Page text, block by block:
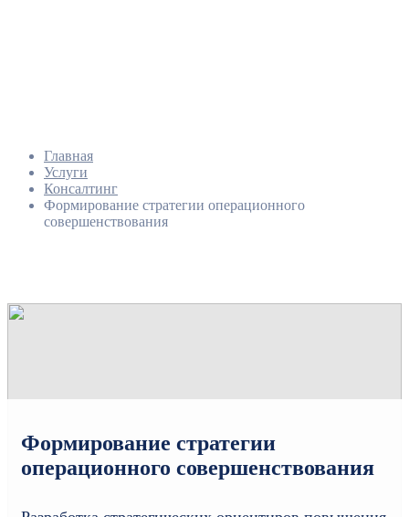
Главная
Услуги
Консалтинг
Формирование стратегии операционного
совершенствования
Формирование стратегии
операционного совершенствования